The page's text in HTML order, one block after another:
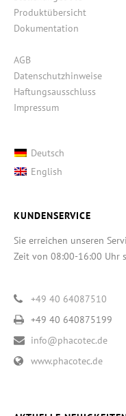
Produktübersicht
Dokumentation
AGB
Datenschutzhinweise
Haftungsausschluss
Impressum
Deutsch
English
KUNDENSERVICE
Sie erreichen unseren
Zeit von 08:00-16:00 Uhr
+49 40 64087510
+49 40 640875199
info@phacotec.de
www.phacotec.de